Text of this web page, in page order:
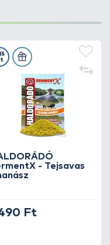
- Tejsavas
Ft